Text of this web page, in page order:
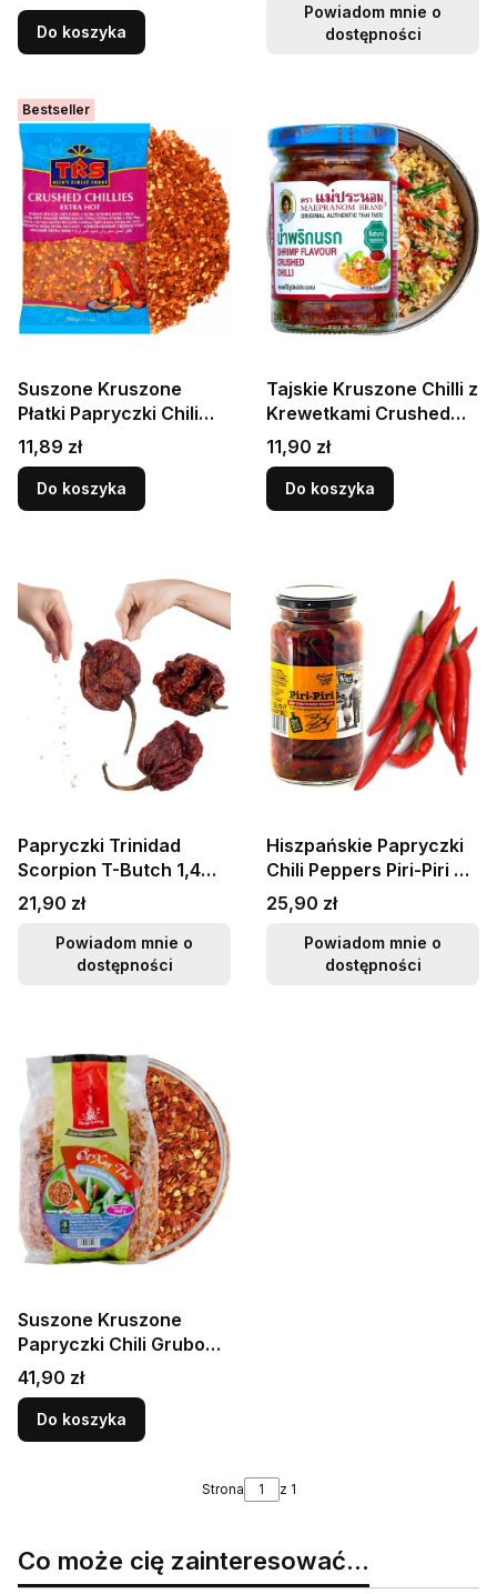
DANCER
Do koszyka
Powiadom mnie o
dostępności
Bestseller
Suszone Kruszone
Płatki Papryczki Chili
Chilli Extra Hot Chillies
100g TRS
Cena
11,89 zł
Do koszyka
Tajskie Kruszone Chilli z
Krewetkami Crushed
Chilli 67g MAEPRANOM
BRAND
Cena
11,90 zł
Do koszyka
Papryczki Trinidad
Scorpion T-Butch 1,4
mln SHU Bardzo Ostre
10g SKWORCU
Cena
21,90 zł
Powiadom mnie o
dostępności
Hiszpańskie Papryczki
Chili Peppers Piri-Piri w
Zalewie Ostre Hot 950g
KIER
Cena
25,90 zł
Powiadom mnie o
dostępności
Suszone Kruszone
Papryczki Chili Grubo
Mielone Wietnamskie
500g HIEP LONG
Cena
41,90 zł
Do koszyka
Strona z 1
Co może cię zainteresować...